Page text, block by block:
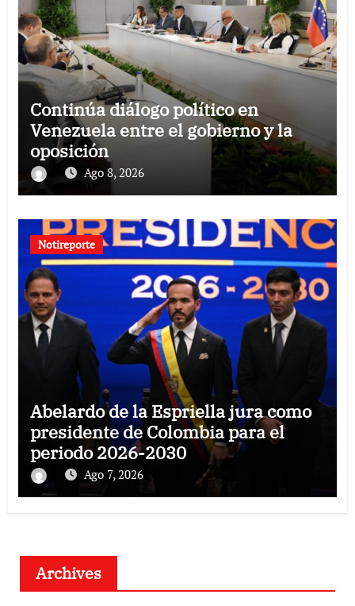
Continúa diálogo político en
Venezuela entre el gobierno y la
oposición
Ago 8, 2026
Notireporte
Abelardo de la Espriella jura como
presidente de Colombia para el
periodo 2026-2030
Ago 7, 2026
Archives